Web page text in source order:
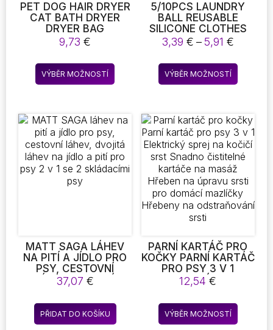
PET DOG HAIR DRYER
CAT BATH DRYER
DRYER BAG
HOUSEHOLD HAIR
DRYER PET DOG
DRYER
9,73€
VÝBĚR MOŽNOSTÍ
Tento
produkt
variant.
Možnosti
lze
vybrat
produktu
5/10PCS LAUNDRY
BALL REUSABLE
SILICONE CLOTHES
HAIR CLEANING DOG
HAIR CAT FUR TOOLS
PET HAIR REMOVER
WASHING MACHINE
CAT HAIR CATCHER
3,39 € – 5,91 €Rozpětí
3,39 €
až
VÝBĚR MOŽNOSTÍ
Tento
produkt
variant.
lze
vybrat
na
stránce
produktu
MATT SAGA LÁHEV
NA PITÍ A JÍDLO PRO
PSY, CESTOVNÍ
LÁHEV, DVOJITÁ
LÁHEV NA JÍDLO A
PITÍ PRO PSY 2 V 1 SE
2 SKLÁDACÍMI PSY
37,07 €
PŘIDAT DO KOŠÍKU
PARNÍ KARTÁČ PRO
KOČKY PARNÍ KARTÁČ
PRO PSY 3 V 1
ELEKTRICKÝ SPREJ
NA KOČIČÍ SRST
SNADNO ČISTITELNÉ
KARTÁČE NA MASÁŽ
HŘEBEN NA ÚPRAVU
12,54€
VÝBĚR MOŽNOSTÍ
Tento
produkt